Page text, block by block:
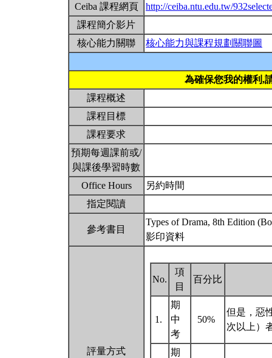
Ceiba 課程網頁
http://ceiba.ntu.edu.tw/
課程簡介影片
核心能力關聯
核心能力與課程規劃關聯圖
為確保您我的權利,
課程概述
課程目標
課程要求
預期每週課前或/
與課後學習時數
Office Hours
另約時間
指定閱讀
參考書目
Types of Drama, 8th Edition
影印資料
評量方式
No.
項
目
百分比
1.
期
中
考
50%
但是，惡
次以上）
期